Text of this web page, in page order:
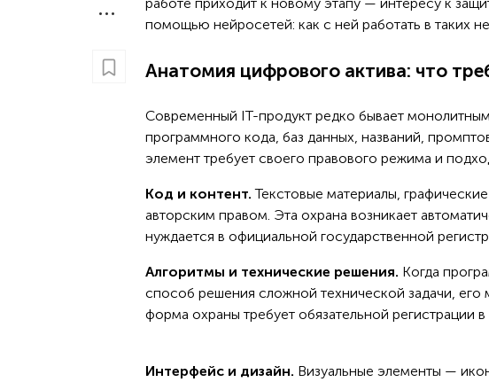
помощью нейросетей: как с ней работать в таких
Анатомия цифрового актива: что
Современный IT-продукт редко бывает
программного кода, баз данных, названий,
элемент требует своего правового режима и
Код и контент.Текстовые материалы,
авторским правом. Эта охрана возникает
нуждается в официальной государственной
Алгоритмы и технические решения. Когда
способ решения сложной технической задачи, его
форма охраны требует обязательной регистрации в
Интерфейс и дизайн. Визуальные элементы —